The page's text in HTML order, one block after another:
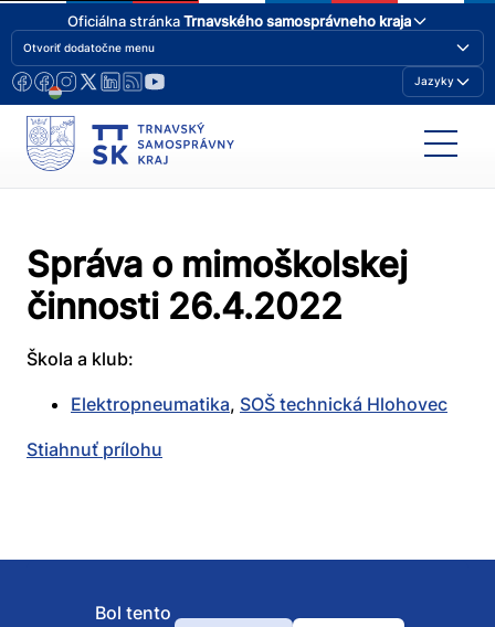
Oficiálna stránkaTrnavského samosprávneho kraja
Otvoriť dodatočne menu
Jazyky
Správa o mimoškolskej
činnosti 26.4.2022
Škola a klub:
Elektropneumatika, SOŠ technická Hlohovec
Stiahnuť prílohu
Bol tento